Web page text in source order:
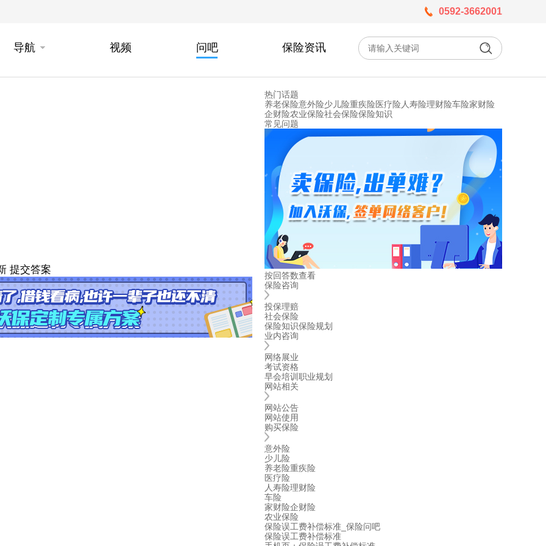
0592-3662001
导航 视频 问吧 保险资讯
提交答案
热门话题
养老保险意外险少儿险重疾险医疗险 人寿险理财险车险家财险
企财险农业保险社会保险保险知识
常见问题
按回答数查看
保险咨询
投保理赔
社会保险
保险知识保险规划
业内咨询
网络展业
考试资格
早会培训 职业规划
网站相关
网站公告
网站使用
购买保险
意外险
少儿险
养老险重疾险
医疗险
人寿险理财险
车险
家财险企财险
农业保险
保险误工费补偿标准_保险问吧
保险误工费补偿标准